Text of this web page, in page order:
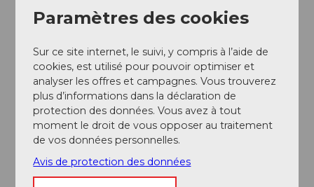
Arrivée et stationnement
Culinarium Alpinum
Contact
Mürgstrasse 18
6370Stans
Arrivée
Paramètres des cookies
Sur ce site internet, le suivi, y compris à l’aide de
cookies, est utilisé pour pouvoir optimiser et
analyser les offres et campagnes. Vous trouverez
plus d’informations dans la déclaration de
protection des données. Vous avez à tout
moment le droit de vous opposer au traitement
de vos données personnelles.
Avis de protection des données